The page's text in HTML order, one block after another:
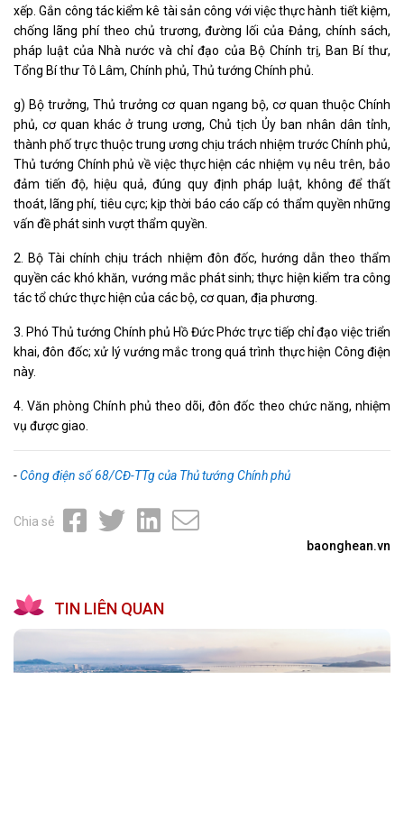
xếp. Gắn công tác kiểm kê tài sản công với việc thực hành tiết kiệm,
chống lãng phí theo chủ trương, đường lối của Đảng, chính sách,
pháp luật của Nhà nước và chỉ đạo của Bộ Chính trị, Ban Bí thư,
Tổng Bí thư Tô Lâm, Chính phủ, Thủ tướng Chính phủ.
g) Bộ trưởng, Thủ trưởng cơ quan ngang bộ, cơ quan thuộc Chính
phủ, cơ quan khác ở trung ương, Chủ tịch Ủy ban nhân dân tỉnh,
thành phố trực thuộc trung ương chịu trách nhiệm trước Chính phủ,
Thủ tướng Chính phủ về việc thực hiện các nhiệm vụ nêu trên, bảo
đảm tiến độ, hiệu quả, đúng quy định pháp luật, không để thất
thoát, lãng phí, tiêu cực; kịp thời báo cáo cấp có thẩm quyền những
vấn đề phát sinh vượt thẩm quyền.
2. Bộ Tài chính chịu trách nhiệm đôn đốc, hướng dẫn theo thẩm
quyền các khó khăn, vướng mắc phát sinh; thực hiện kiểm tra công
tác tổ chức thực hiện của các bộ, cơ quan, địa phương.
3. Phó Thủ tướng Chính phủ Hồ Đức Phớc trực tiếp chỉ đạo việc triển
khai, đôn đốc; xử lý vướng mắc trong quá trình thực hiện Công điện
này.
4. Văn phòng Chính phủ theo dõi, đôn đốc theo chức năng, nhiệm
vụ được giao.
-Công điện số 68/CĐ-TTg của Thủ tướng Chính phủ
Chia sẻ
baonghean.vn
TIN LIÊN QUAN